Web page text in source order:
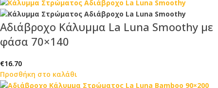
Αδιάβροχο Κάλυμμα La Luna Smoothy με
φάσα 70×140
€16.70
Προσθήκη στο καλάθι